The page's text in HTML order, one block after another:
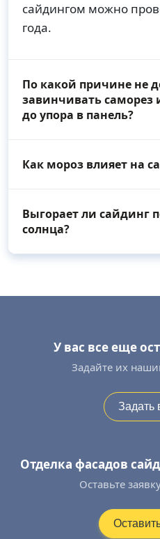
сайдингом можно
года.
По какой причине не
завинчивать саморез
до упора в панель?
Как мороз влияет на
Выгорает ли сайдинг
солнца?
У вас все еще
Задайте их
Задать
Отделка фасадов
Оставьте